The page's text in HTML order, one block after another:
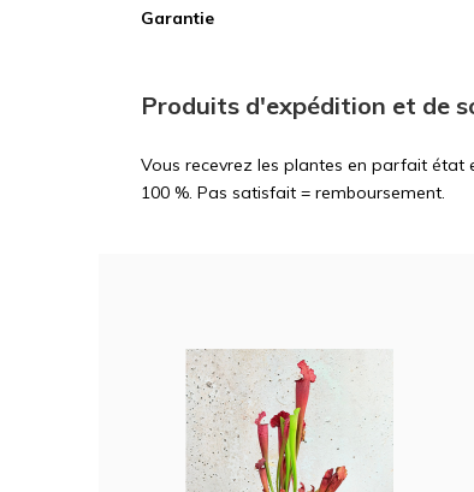
Garantie
Produits d'expédition et de
Vous recevrez les plantes en parfait état
100 %. Pas satisfait = remboursement.